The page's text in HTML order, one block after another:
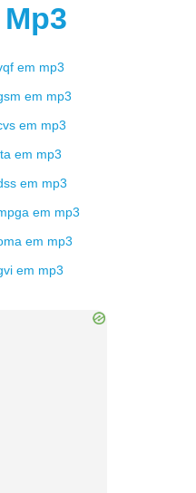
Mp3
em mp3
em mp3
em mp3
em mp3
em mp3
em mp3
em mp3
em mp3